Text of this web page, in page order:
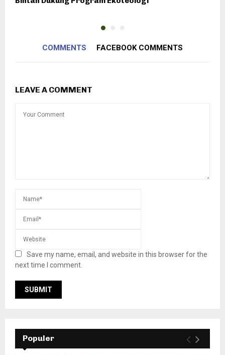
COMMENTS FACEBOOK COMMENTS
LEAVE A COMMENT
Save my name, email, and website in this browser for the
next time I comment.
Populer